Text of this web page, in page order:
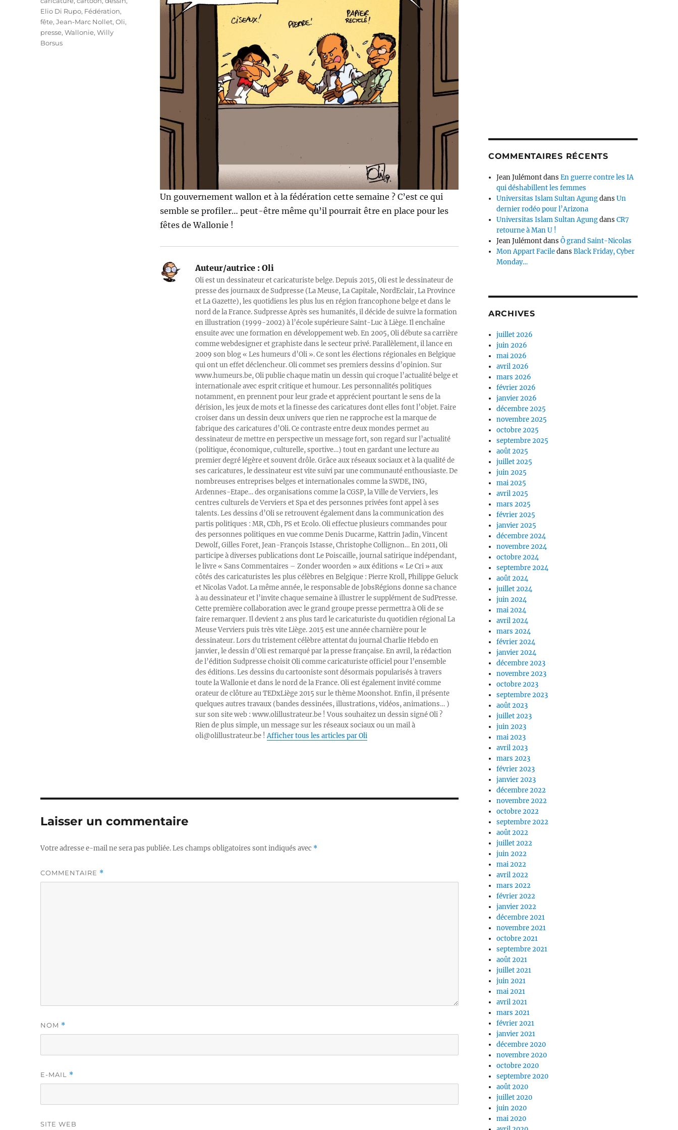
Un gouvernement wallon et à la fédération cette semaine ? C’est ce qui
semble se profiler… peut-être même qu’il pourrait être en place pour les
fêtes de Wallonie !
Auteur/autrice :Oli
Oli est un dessinateur et caricaturiste belge. Depuis 2015, Oli est le dessinateur de
presse des journaux de Sudpresse (La Meuse, La Capitale, NordEclair, La Province
et La Gazette), les quotidiens les plus lus en région francophone belge et dans le
nord de la France. Sudpresse Après ses humanités, il décide de suivre la formation
en illustration (1999-2002) à l’école supérieure Saint-Luc à Liège. Il enchaîne
ensuite avec une formation en développement web. En 2005, Oli débute sa carrière
comme webdesigner et graphiste dans le secteur privé. Parallèlement, il lance en
2009 son blog « Les humeurs d’Oli ». Ce sont les élections régionales en Belgique
qui ont un effet déclencheur. Oli commet ses premiers dessins d’opinion. Sur
www.humeurs.be, Oli publie chaque matin un dessin qui croque l’actualité belge et
internationale avec esprit critique et humour. Les personnalités politiques
notamment, en prennent pour leur grade et apprécient pourtant le sens de la
dérision, les jeux de mots et la finesse des caricatures dont elles font l’objet. Faire
croiser dans un dessin deux univers que rien ne rapproche est la marque de
fabrique des caricatures d’Oli. Ce contraste entre deux mondes permet au
dessinateur de mettre en perspective un message fort, son regard sur l’actualité
(politique, économique, culturelle, sportive…) tout en gardant une lecture au
premier degré légère et souvent drôle. Grâce aux réseaux sociaux et à la qualité de
ses caricatures, le dessinateur est vite suivi par une communauté enthousiaste. De
nombreuses entreprises belges et internationales comme la SWDE, ING,
Ardennes-Etape… des organisations comme la CGSP, la Ville de Verviers, les
centres culturels de Verviers et Spa et des personnes privées font appel à ses
talents. Les dessins d’Oli se retrouvent également dans la communication des
partis politiques : MR, CDh, PS et Ecolo. Oli effectue plusieurs commandes pour
des personnes politiques en vue comme Denis Ducarme, Kattrin Jadin, Vincent
Dewolf, Gilles Foret, Jean-François Istasse, Christophe Collignon… En 2011, Oli
participe à diverses publications dont Le Poiscaille, journal satirique indépendant,
le livre « Sans Commentaires – Zonder woorden » aux éditions « Le Cri » aux
côtés des caricaturistes les plus célèbres en Belgique : Pierre Kroll, Philippe Geluck
et Nicolas Vadot. La même année, le responsable de JobsRégions donne sa chance
à au dessinateur et l’invite chaque semaine à illustrer le supplément de SudPresse.
Cette première collaboration avec le grand groupe presse permettra à Oli de se
faire remarquer. Il devient 2 ans plus tard le caricaturiste du quotidien régional La
Meuse Verviers puis très vite Liège. 2015 est une année charnière pour le
dessinateur. Lors du tristement célèbre attentat du journal Charlie Hebdo en
janvier, le dessin d’Oli est remarqué par la presse française. En avril, la rédaction
de l’édition Sudpresse choisit Oli comme caricaturiste officiel pour l’ensemble
des éditions. Les dessins du cartooniste sont désormais popularisés à travers
toute la Wallonie et dans le nord de la France. Oli est également invité comme
orateur de clôture au TEDxLiège 2015 sur le thème Moonshot. Enfin, il présente
quelques autres travaux (bandes dessinées, illustrations, vidéos, animations… )
sur son site web : www.olillustrateur.be ! Vous souhaitez un dessin signé Oli ?
Rien de plus simple, un message sur les réseaux sociaux ou un mail à
oli@olillustrateur.be !Afficher tous les articles par Oli
Elio Di Rupo, Fédération,
fête,Jean-Marc Nollet,Oli,
presse,Wallonie,Willy
Borsus
Laisser un commentaire
Votre adresse e-mail ne sera pas publiée.Les champs obligatoires sont indiqués avec *
COMMENTAIRE *
NOM *
E-MAIL *
SITE WEB
COMMENTAIRES RÉCENTS
Jean JulémontdansEn guerre contre les IA
qui déshabillent les femmes
Universitas Islam Sultan AgungdansUn
dernier rodéo pour l’Arizona
Universitas Islam Sultan AgungdansCR7
retourne à Man U !
Jean JulémontdansÔ grand Saint-Nicolas
Mon Appart FaciledansBlack Friday, Cyber
Monday…
ARCHIVES
juillet 2026
juin 2026
mai 2026
avril 2026
mars 2026
février 2026
janvier 2026
décembre 2025
novembre 2025
octobre 2025
septembre 2025
août 2025
juillet 2025
juin 2025
mai 2025
avril 2025
mars 2025
février 2025
janvier 2025
décembre 2024
novembre 2024
octobre 2024
septembre 2024
août 2024
juillet 2024
juin 2024
mai 2024
avril 2024
mars 2024
février 2024
janvier 2024
décembre 2023
novembre 2023
octobre 2023
septembre 2023
août 2023
juillet 2023
juin 2023
mai 2023
avril 2023
mars 2023
février 2023
janvier 2023
décembre 2022
novembre 2022
octobre 2022
septembre 2022
août 2022
juillet 2022
juin 2022
mai 2022
avril 2022
mars 2022
février 2022
janvier 2022
décembre 2021
novembre 2021
octobre 2021
septembre 2021
août 2021
juillet 2021
juin 2021
mai 2021
avril 2021
mars 2021
février 2021
janvier 2021
décembre 2020
novembre 2020
octobre 2020
septembre 2020
août 2020
juillet 2020
juin 2020
mai 2020